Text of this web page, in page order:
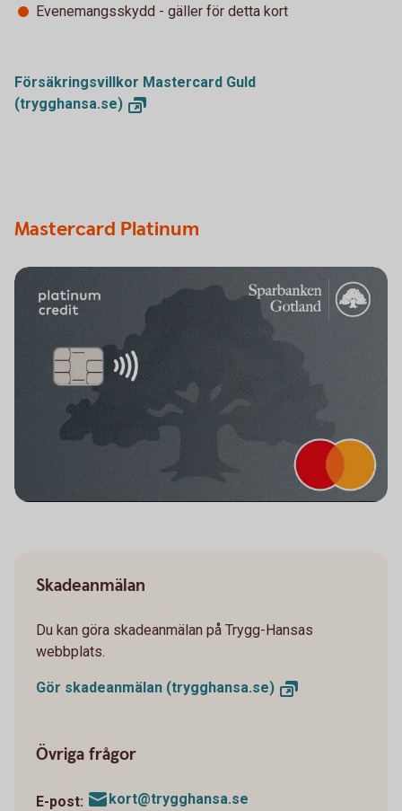
Evenemangsskydd - gäller för detta kort
Försäkringsvillkor Mastercard Guld
(trygghansa.se)
Mastercard Platinum
Skadeanmälan
Du kan göra skadeanmälan på Trygg-Hansas
webbplats.
Gör skadeanmälan (trygghansa.se)
Övriga frågor
E-post: kort@trygghansa.se